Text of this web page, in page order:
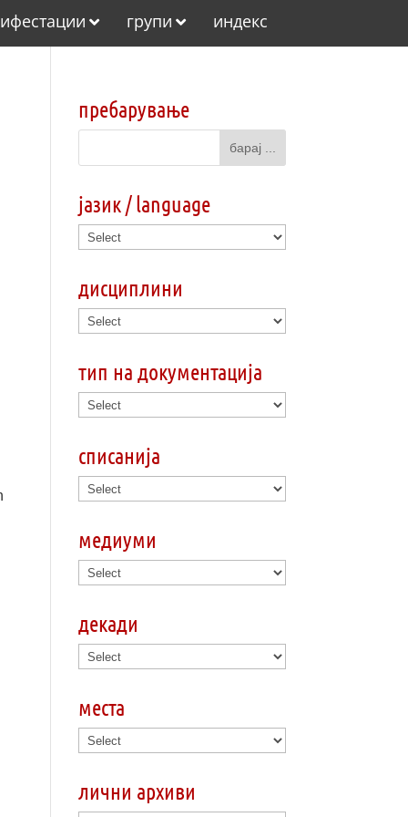
групи индекс
пребарување
јазик / language
дисциплини
тип на документација
списанија
медиуми
декади
места
лични архиви